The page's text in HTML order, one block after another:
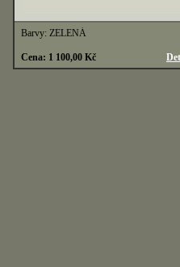
Barvy: ZELENÁ
Cena: 1 100,00 Kč